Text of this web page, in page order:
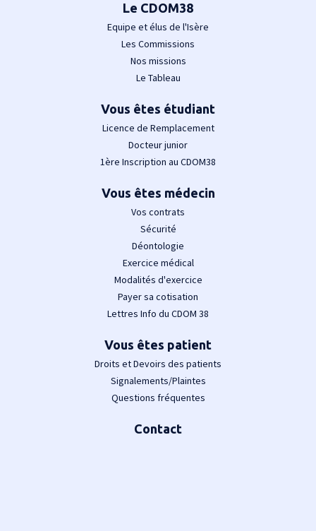
Le CDOM38
Equipe et élus de l'Isère
Les Commissions
Nos missions
Le Tableau
Vous êtes étudiant
Licence de Remplacement
Docteur junior
1ère Inscription au CDOM38
Vous êtes médecin
Vos contrats
Sécurité
Déontologie
Exercice médical
Modalités d'exercice
Payer sa cotisation
Lettres Info du CDOM 38
Vous êtes patient
Droits et Devoirs des patients
Signalements/Plaintes
Questions fréquentes
Contact